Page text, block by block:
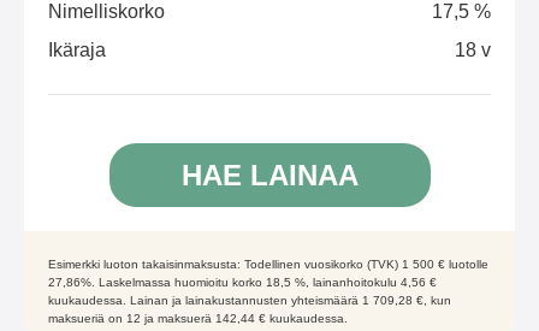
Nimelliskorko
17,5 %
Ikäraja
18 v
HAE LAINAA
Esimerkki luoton takaisinmaksusta: Todellinen vuosikorko (TVK) 1 500 € luotolle
27,86%. Laskelmassa huomioitu korko 18,5 %, lainanhoitokulu 4,56 €
kuukaudessa. Lainan ja lainakustannusten yhteismäärä 1 709,28 €, kun
maksueriä on 12 ja maksuerä 142,44 € kuukaudessa.